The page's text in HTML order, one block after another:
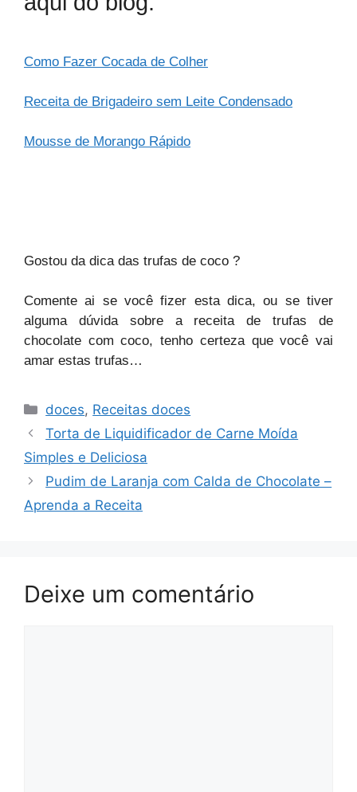
Como Fazer Cocada de Colher
Receita de Brigadeiro sem Leite Condensado
Mousse de Morango Rápido
Gostou da dica das trufas de coco ?
Comente ai se você fizer esta dica, ou se tiver
alguma dúvida sobre a receita de trufas de
chocolate com coco, tenho certeza que você vai
amar estas trufas…
Categorias
doces, Receitas doces
Torta de Liquidificador de Carne Moída
Simples e Deliciosa
Pudim de Laranja com Calda de Chocolate –
Aprenda a Receita
Deixe um comentário